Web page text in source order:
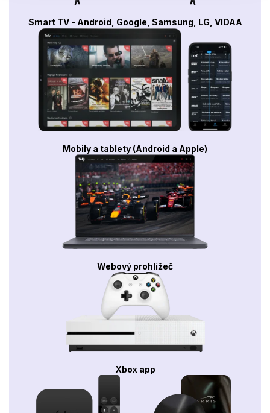
Smart TV - Android, Google, Samsung, LG, VIDAA
Mobily a tablety (Android a Apple)
Webový prohlížeč
Xbox app